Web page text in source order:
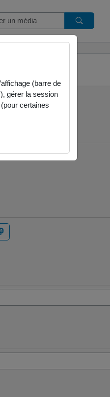
(barre de
gérer la session
certaines